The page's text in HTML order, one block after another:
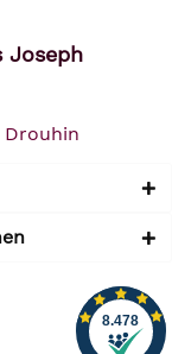
Joseph
Drouhin